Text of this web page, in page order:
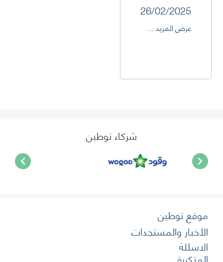
26/02/2025
عرض المزيد ...
شركاء توطين
موقع توطين
الأخبار والمستجدات
الاسئلة
المتكررة